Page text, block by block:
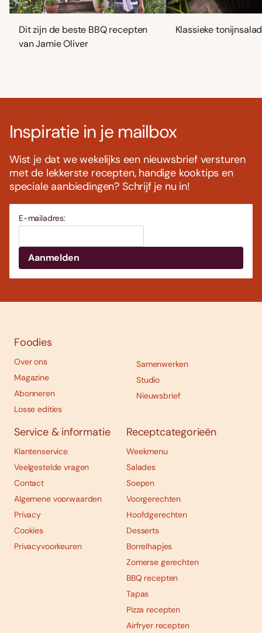
Dit zijn de beste BBQ recepten
van Jamie Oliver
Klassieke
Inspiratie in je mailbox
Wist je dat we wekelijks een nieuwsbrief versturen
met de lekkerste recepten, handige kooktips en
speciale aanbiedingen? Schrijf je nu in!
E-mailadres:
Foodies
Over ons
Magazine
Abonneren
Losse edities
Samenwerken
Studio
Nieuwsbrief
Service & informatie
Klantenservice
Veelgestelde vragen
Contact
Algemene voorwaarden
Privacy
Cookies
Privacyvoorkeuren
Receptcategorieën
Weekmenu
Salades
Soepen
Voorgerechten
Hoofdgerechten
Desserts
Borrelhapjes
Zomerse gerechten
BBQ recepten
Tapas
Pizza recepten
Airfryer recepten